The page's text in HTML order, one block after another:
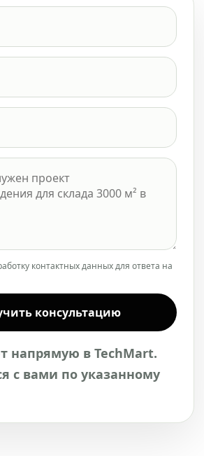
контактных данных для ответа на
консультацию
напрямую в TechMart.
с вами по указанному